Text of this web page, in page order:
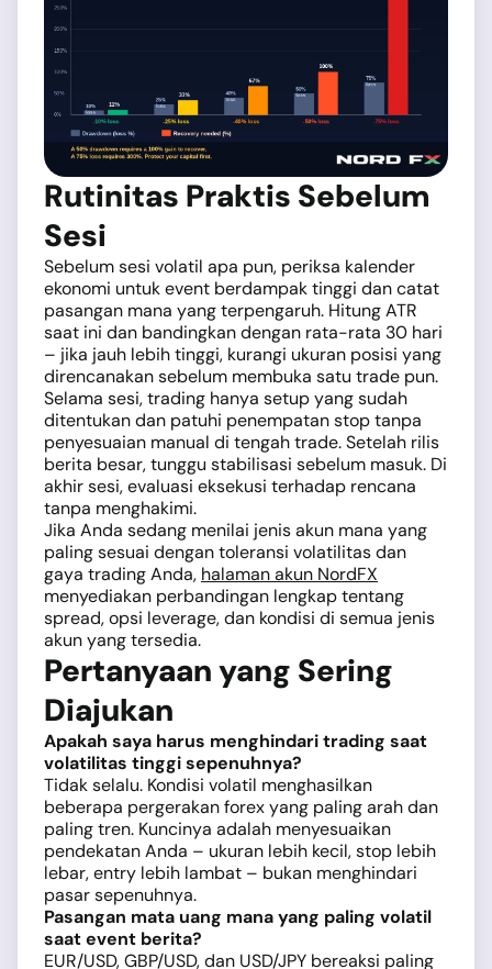
Rutinitas Praktis Sebelum
Sesi
Sebelum sesi volatil apa pun, periksa kalender
ekonomi untuk event berdampak tinggi dan catat
pasangan mana yang terpengaruh. Hitung ATR
saat ini dan bandingkan dengan rata-rata 30 hari
– jika jauh lebih tinggi, kurangi ukuran posisi yang
direncanakan sebelum membuka satu trade pun.
Selama sesi, trading hanya setup yang sudah
ditentukan dan patuhi penempatan stop tanpa
penyesuaian manual di tengah trade. Setelah rilis
berita besar, tunggu stabilisasi sebelum masuk. Di
akhir sesi, evaluasi eksekusi terhadap rencana
tanpa menghakimi.
Jika Anda sedang menilai jenis akun mana yang
paling sesuai dengan toleransi volatilitas dan
gaya trading Anda, halaman akun NordFX
menyediakan perbandingan lengkap tentang
spread, opsi leverage, dan kondisi di semua jenis
akun yang tersedia.
Pertanyaan yang Sering
Diajukan
Apakah saya harus menghindari trading saat
volatilitas tinggi sepenuhnya?
Tidak selalu. Kondisi volatil menghasilkan
beberapa pergerakan forex yang paling arah dan
paling tren. Kuncinya adalah menyesuaikan
pendekatan Anda – ukuran lebih kecil, stop lebih
lebar, entry lebih lambat – bukan menghindari
pasar sepenuhnya.
Pasangan mata uang mana yang paling volatil
saat event berita?
EUR/USD, GBP/USD, dan USD/JPY bereaksi paling